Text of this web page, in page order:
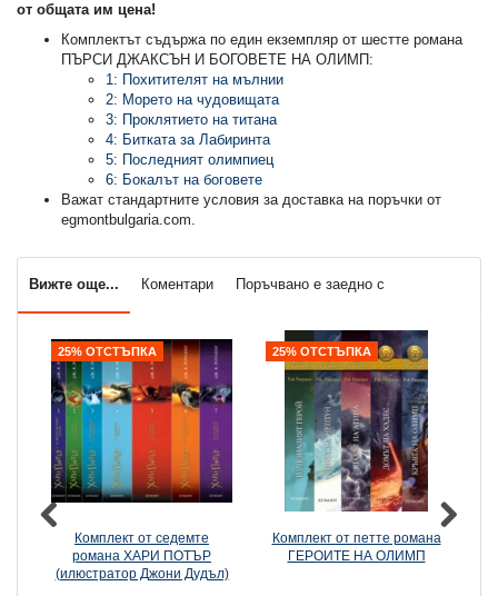
от общата им цена!
Комплектът съдържа по един екземпляр от шестте романа
ПЪРСИ ДЖАКСЪН И БОГОВЕТЕ НА ОЛИМП:
1: Похитителят на мълнии
2: Морето на чудовищата
3: Проклятието на титана
4: Битката за Лабиринта
5: Последният олимпиец
6: Бокалът на боговете
Важат стандартните условия за доставка на поръчки от
egmontbulgaria.com.
Вижте още... Коментари Поръчвано е заедно с
25% ОТСТЪПКА
Комплект от седемте
романа ХАРИ ПОТЪР
(илюстратор Джони Дудъл)
25% ОТСТЪПКА
Комплект от петте романа
ГЕРОИТЕ НА ОЛИМП